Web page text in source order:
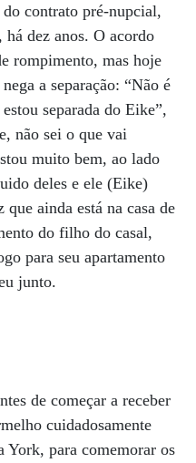
contrato pré-nupcial,
dez anos. O acordo
rompimento, mas hoje
a separação: “Não é
separada do Eike”,
não sei o que vai
muito bem, ao lado
deles e ele (Eike)
ainda está na casa de
do filho do casal,
para seu apartamento
junto.
de começar a receber
cuidadosamente
York, para comemorar os